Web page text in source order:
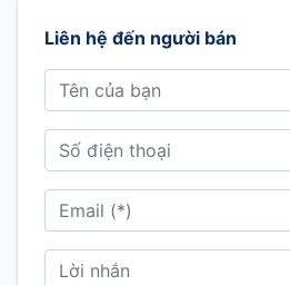
Liên hệ đến người bán